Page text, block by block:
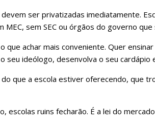
ser privatizadas imediatamente.
MEC, sem SEC ou órgãos do governo
que achar mais conveniente. Quer
seu ideólogo, desenvolva o seu cardápio
que a escola estiver oferecendo, que
escolas ruins fecharão. É a lei do